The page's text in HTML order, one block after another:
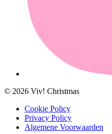
© 2026 Viv! Christmas
Cookie Policy
Privacy Policy
Algemene Voorwaarden